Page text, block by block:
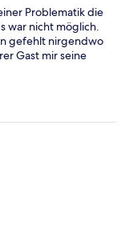
Problematik die
war nicht möglich.
gefehlt nirgendwo
Gast mir seine